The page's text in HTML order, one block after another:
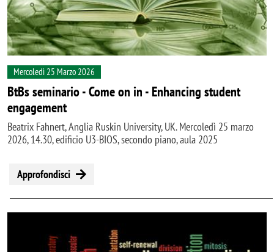
Mercoledì 25 Marzo 2026
BtBs seminario - Come on in - Enhancing student
engagement
Beatrix Fahnert, Anglia Ruskin University, UK. Mercoledì 25 marzo
2026, 14.30, edificio U3-BIOS, secondo piano, aula 2025
Approfondisci